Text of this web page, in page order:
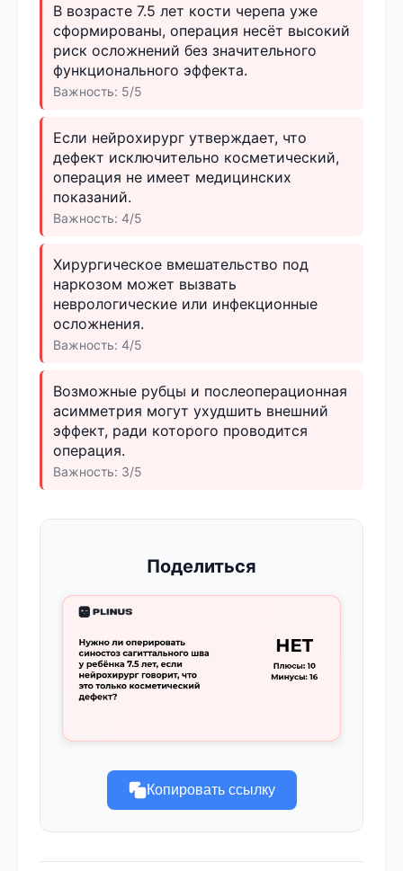
В возрасте 7.5 лет кости черепа уже
сформированы, операция несёт высокий
риск осложнений без значительного
функционального эффекта.
Важность: 5/5
Если нейрохирург утверждает, что
дефект исключительно косметический,
операция не имеет медицинских
показаний.
Важность: 4/5
Хирургическое вмешательство под
наркозом может вызвать
неврологические или инфекционные
осложнения.
Важность: 4/5
Возможные рубцы и послеоперационная
асимметрия могут ухудшить внешний
эффект, ради которого проводится
операция.
Важность: 3/5
Поделиться
Копировать ссылку